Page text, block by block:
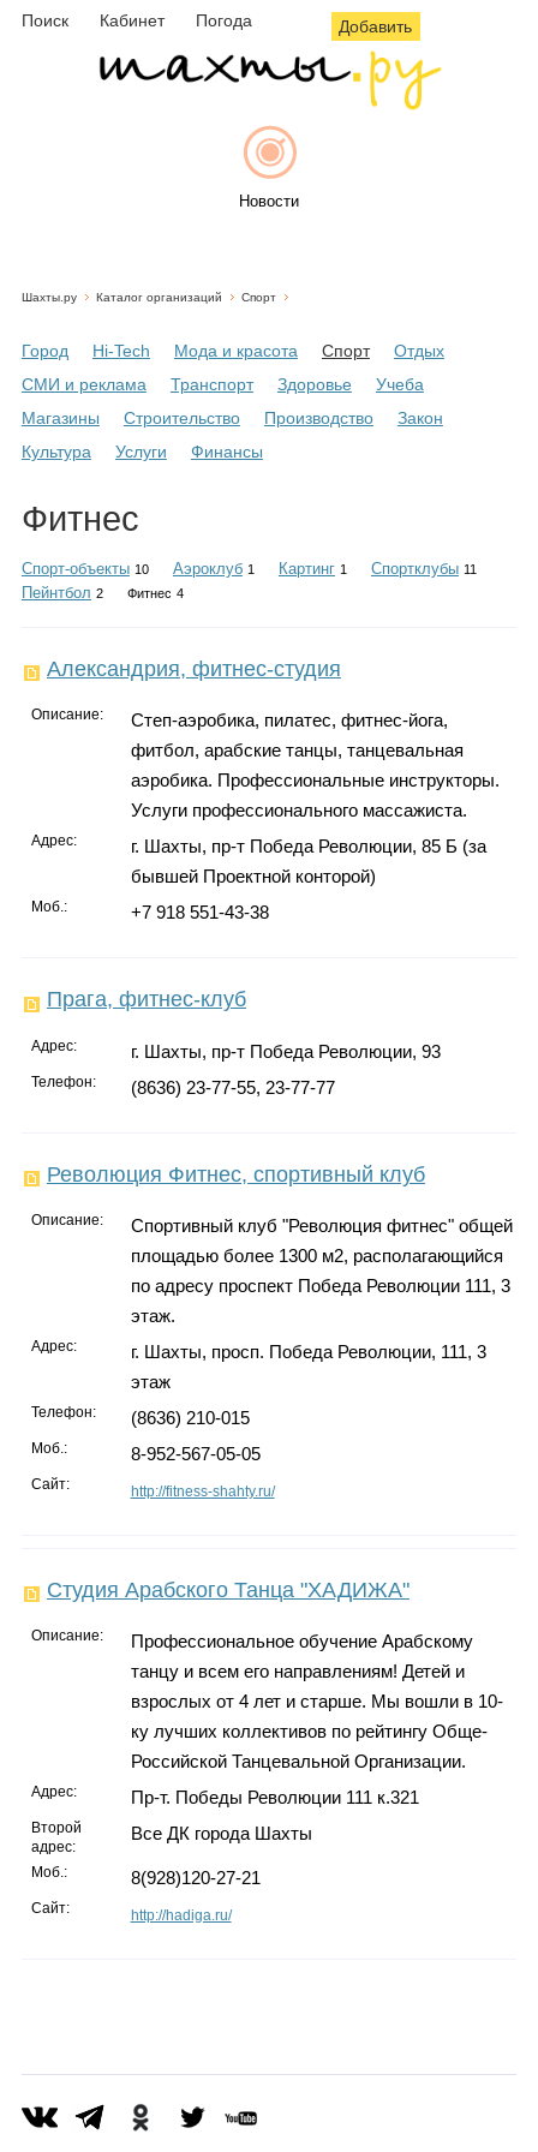
Поиск Кабинет Погода Добавить
Новости
Объявления
Инфо
Гороскоп
Фотогалерея
Шахты.ру Каталог организаций Спорт
Город Hi-Tech Мода и красота Спорт
Отдых
СМИ и реклама
Транспорт Здоровье
Учеба
Магазины
Строительство Производство
Закон
Культура
Услуги Финансы
Фитнес
Спорт-объекты 10 Аэроклуб 1 Картинг 1 Спортклубы 11
Пейнтбол 2 Фитнес 4
Александрия, фитнес-студия
Описание:
Степ-аэробика, пилатес, фитнес-йога,
фитбол, арабские танцы, танцевальная
аэробика. Профессиональные инструкторы.
Услуги профессионального массажиста.
Адрес:
г. Шахты, пр-т Победа Революции, 85 Б (за
бывшей Проектной конторой)
Моб.: +7 918 551-43-38
Прага, фитнес-клуб
Адрес: г. Шахты, пр-т Победа Революции, 93
Телефон: (8636) 23-77-55, 23-77-77
Революция Фитнес, спортивный клуб
Описание:
Спортивный клуб "Революция фитнес" общей
площадью более 1300 м2, располагающийся
по адресу проспект Победа Революции 111, 3
этаж.
Адрес:
г. Шахты, просп. Победа Революции, 111, 3
этаж
Телефон: (8636) 210-015
Моб.: 8-952-567-05-05
Сайт: http://fitness-shahty.ru/
Студия Арабского Танца "ХАДИЖА"
Описание:
Профессиональное обучение Арабскому
танцу и всем его направлениям! Детей и
взрослых от 4 лет и старше. Мы вошли в 10-
ку лучших коллективов по рейтингу Обще-
Российской Танцевальной Организации.
Адрес: Пр-т. Победы Революции 111 к.321
Второй
адрес:
Все ДК города Шахты
Моб.: 8(928)120-27-21
Сайт: http://hadiga.ru/